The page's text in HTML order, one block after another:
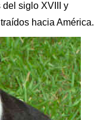
del siglo XVIII y
hacia América.